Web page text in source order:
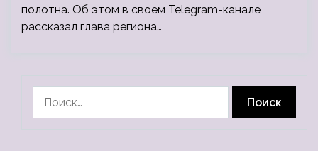
полотна. Об этом в своем Telegram-канале
рассказал глава региона…